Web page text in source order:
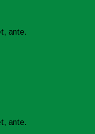
ante.
ante.